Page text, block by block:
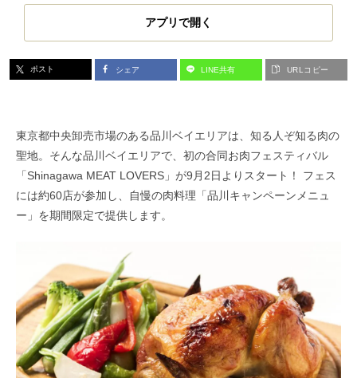
アプリで開く
ポスト シェア LINE共有 URLコピー
東京都中央卸売市場のある品川ベイエリアは、知る人ぞ知る肉の
聖地。そんな品川ベイエリアで、初の合同お肉フェスティバル
「Shinagawa MEAT LOVERS」が9月2日よりスタート！ フェス
には約60店が参加し、自慢の肉料理「品川キャンペーンメニュ
ー」を期間限定で提供します。